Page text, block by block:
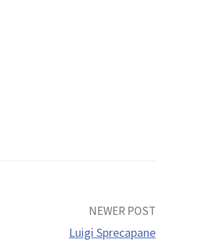
NEWER POST
Luigi Sprecapane